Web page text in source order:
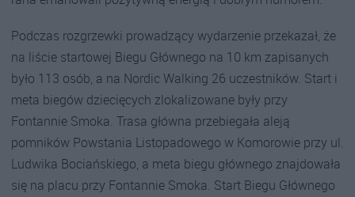
Podczas rozgrzewki prowadzący wydarzenie przekazał, że
na liście startowej Biegu Głównego na 10 km zapisanych
było 113 osób, a na Nordic Walking 26 uczestników. Start i
meta biegów dziecięcych zlokalizowane były przy
Fontannie Smoka. Trasa główna przebiegała aleją
pomników Powstania Listopadowego w Komorowie przy ul.
Ludwika Bociańskiego, a meta biegu głównego znajdowała
się na placu przy Fontannie Smoka. Start Biegu Głównego